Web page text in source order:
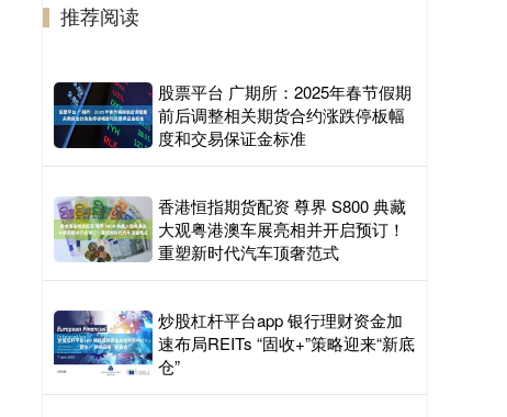
推荐阅读
股票平台 广期所：2025年春节假期
前后调整相关期货合约涨跌停板幅
度和交易保证金标准
香港恒指期货配资 尊界 S800 典藏
大观粤港澳车展亮相并开启预订！
重塑新时代汽车顶奢范式
炒股杠杆平台app 银行理财资金加
速布局REITs “固收+”策略迎来“新底
仓”